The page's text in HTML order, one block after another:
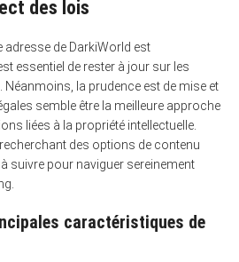
des lois
adresse de DarkiWorld est
essentiel de rester à jour sur les
Néanmoins, la prudence est de mise et
semble être la meilleure approche
liées à la propriété intellectuelle.
des options de contenu
suivre pour naviguer sereinement
caractéristiques de